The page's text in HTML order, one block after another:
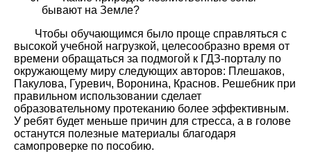
бывают на Земле?
Чтобы обучающимся было проще справляться с
высокой учебной нагрузкой, целесообразно время от
времени обращаться за подмогой к ГДЗ-порталу по
окружающему миру следующих авторов: Плешаков,
Пакулова, Гуревич, Воронина, Краснов. Решебник при
правильном использовании сделает
образовательному протеканию более эффективным.
У ребят будет меньше причин для стресса, а в голове
останутся полезные материалы благодаря
самопроверке по пособию.